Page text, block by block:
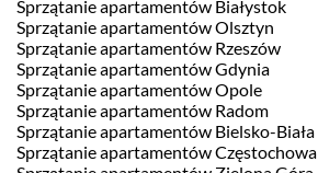
Sprzątanie apartamentów Białystok
Sprzątanie apartamentów Olsztyn
Sprzątanie apartamentów Rzeszów
Sprzątanie apartamentów Gdynia
Sprzątanie apartamentów Opole
Sprzątanie apartamentów Radom
Sprzątanie apartamentów Bielsko-Biała
Sprzątanie apartamentów Częstochowa